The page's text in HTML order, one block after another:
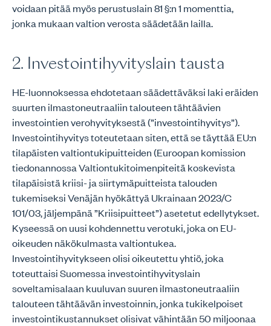
voidaan pitää myös perustuslain 81 §:n 1 momenttia,
jonka mukaan valtion verosta säädetään lailla.
2. Investointihyvityslain tausta
HE-luonnoksessa ehdotetaan säädettäväksi laki eräiden
suurten ilmastoneutraaliin talouteen tähtäävien
investointien verohyvityksestä (”investointihyvitys”).
Investointihyvitys toteutetaan siten, että se täyttää EU:n
tilapäisten valtiontukipuitteiden (Euroopan komission
tiedonannossa Valtiontukitoimenpiteitä koskevista
tilapäisistä kriisi- ja siirtymäpuitteista talouden
tukemiseksi Venäjän hyökättyä Ukrainaan 2023/C
101/03, jäljempänä ”Kriisipuitteet”) asetetut edellytykset.
Kyseessä on uusi kohdennettu verotuki, joka on EU-
oikeuden näkökulmasta valtiontukea.
Investointihyvitykseen olisi oikeutettu yhtiö, joka
toteuttaisi Suomessa investointihyvityslain
soveltamisalaan kuuluvan suuren ilmastoneutraaliin
talouteen tähtäävän investoinnin, jonka tukikelpoiset
investointikustannukset olisivat vähintään 50 miljoonaa